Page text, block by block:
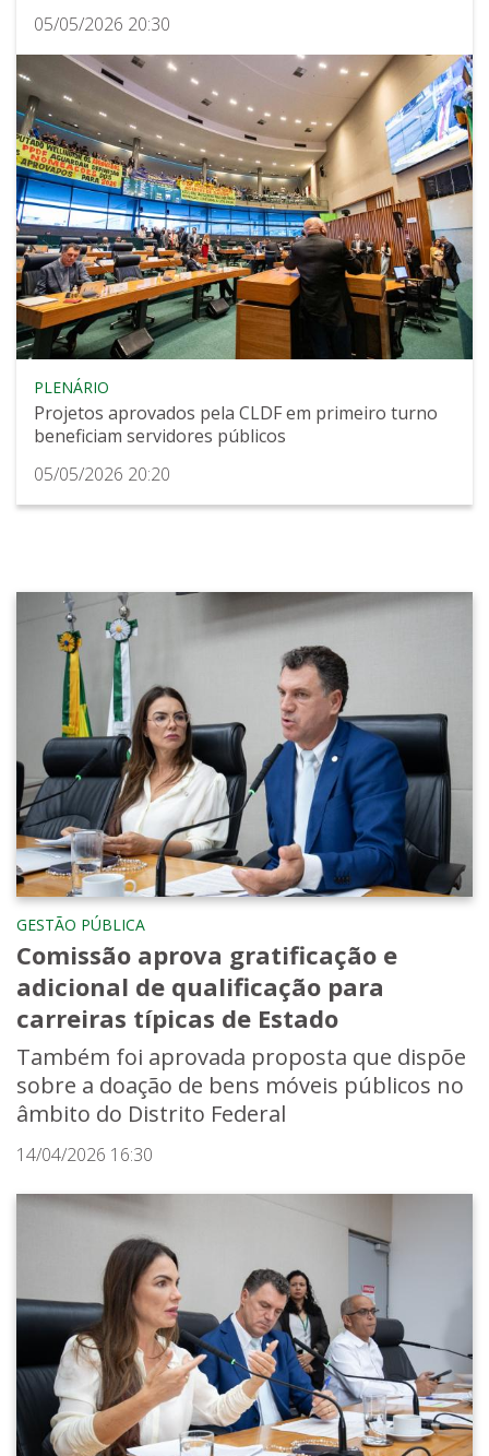
05/05/2026 20:30
PLENÁRIO
Projetos aprovados pela CLDF em primeiro turno
beneficiam servidores públicos
05/05/2026 20:20
GESTÃO PÚBLICA
Comissão aprova gratificação e
adicional de qualificação para
carreiras típicas de Estado
Também foi aprovada proposta que dispõe
sobre a doação de bens móveis públicos no
âmbito do Distrito Federal
14/04/2026 16:30